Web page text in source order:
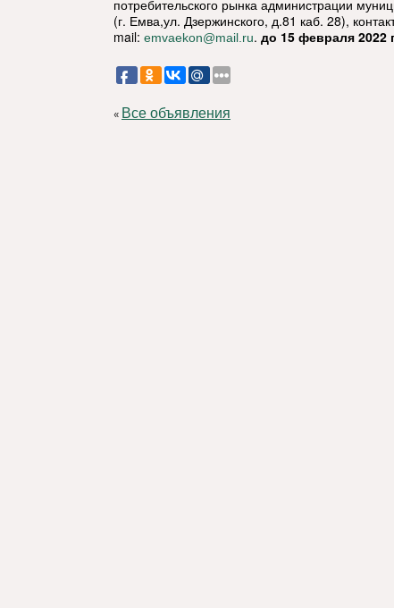
потребительского рынка администрации
(г. Емва,ул. Дзержинского, д.81 каб. 28),
mail: emvaekon@mail.ru. до 15 февраля 2022
« Все объявления